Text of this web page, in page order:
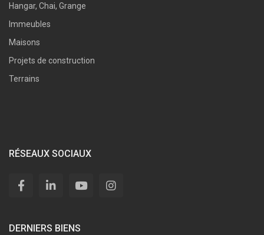
Hangar, Chai, Grange
Immeubles
Maisons
Projets de construction
Terrains
RÉSEAUX SOCIAUX
DERNIERS BIENS